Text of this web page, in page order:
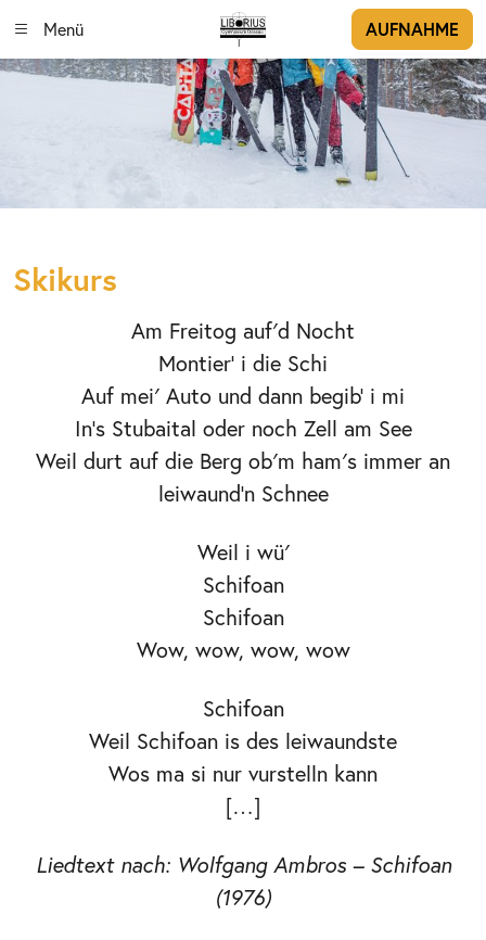
Menü AUFNAHME
Skikurs
Am Freitog auf′d Nocht
Montier' i die Schi
Auf mei′ Auto und dann begib' i mi
In's Stubaital oder noch Zell am See
Weil durt auf die Berg ob′m ham′s immer an
leiwaund'n Schnee
Weil i wü′
Schifoan
Schifoan
Wow, wow, wow, wow
Schifoan
Weil Schifoan is des leiwaundste
Wos ma si nur vurstelln kann
[…]
Liedtext nach: Wolfgang Ambros – Schifoan
(1976)